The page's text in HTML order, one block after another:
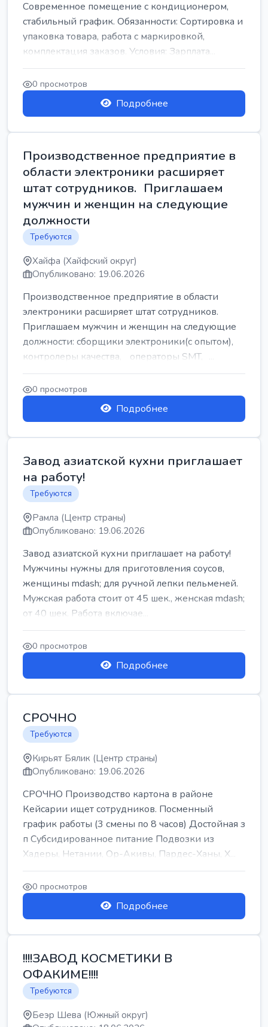
Современное помещение с кондиционером,
стабильный график. Обязанности: Сортировка и
упаковка товара, работа с маркировкой,
комплектация заказов. Условия: Зарплата...
0 просмотров
Подробнее
Производственное предприятие в
области электроники расширяет
штат сотрудников. Приглашаем
мужчин и женщин на следующие
должности
Требуются
Хайфа (Хайфский округ)
Опубликовано: 19.06.2026
Производственное предприятие в области
электроники расширяет штат сотрудников.
Приглашаем мужчин и женщин на следующие
должности: сборщики электроники(с опытом),
контролеры качества, операторы SMT, ...
0 просмотров
Подробнее
Завод азиатской кухни приглашает
на работу!
Требуются
Рамла (Центр страны)
Опубликовано: 19.06.2026
Завод азиатской кухни приглашает на работу!
Мужчины нужны для приготовления соусов,
женщины mdash; для ручной лепки пельменей.
Мужская работа стоит от 45 шек., женская mdash;
от 40 шек. Работа включае...
0 просмотров
Подробнее
СРОЧНО
Требуются
Кирьят Бялик (Центр страны)
Опубликовано: 19.06.2026
СРОЧНО Производство картона в районе
Кейсарии ищет сотрудников. Посменный
график работы (3 смены по 8 часов) Достойная з
п Субсидированное питание Подвозки из
Хадеры, Нетании, Ор-Акивы, Пардес-Ханы, Х...
0 просмотров
Подробнее
!!!!ЗАВОД КОСМЕТИКИ В
ОФАКИМЕ!!!!
Требуются
Беэр Шева (Южный округ)